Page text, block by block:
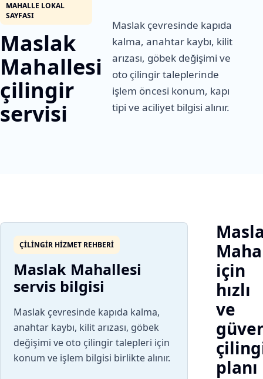
MAHALLE LOKAL
SAYFASI
Maslak
Mahallesi
çilingir
servisi
Maslak çevresinde kapıda
kalma, anahtar kaybı, kilit
arızası, göbek değişimi ve
oto çilingir taleplerinde
işlem öncesi konum, kapı
tipi ve aciliyet bilgisi alınır.
ÇILINGIR HIZMET REHBERI
Maslak Mahallesi
servis bilgisi
Maslak çevresinde kapıda kalma,
anahtar kaybı, kilit arızası, göbek
değişimi ve oto çilingir talepleri için
konum ve işlem bilgisi birlikte alınır.
için
hızlı
ve
planı